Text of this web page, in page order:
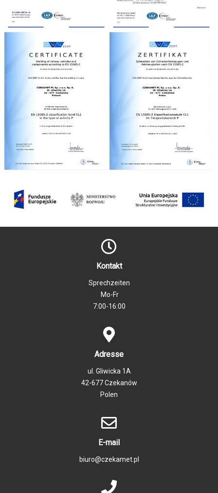
Kontakt
Sprechzeiten
Mo-Fr
7:00-16:00
Adresse
ul. Gliwicka 1A
42-677 Czekanów
Polen
E-mail
biuro@czekamet.pl